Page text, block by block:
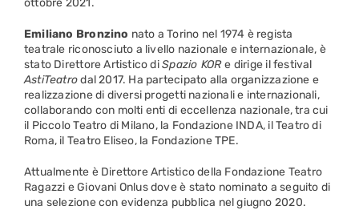
Emiliano Bronzino nato a Torino nel 1974 è regista
teatrale riconosciuto a livello nazionale e internazionale, è
stato Direttore Artistico diSpazio KORe dirige il festival
AstiTeatrodal 2017. Ha partecipato alla organizzazione e
realizzazione di diversi progetti nazionali e internazionali,
collaborando con molti enti di eccellenza nazionale, tra cui
il Piccolo Teatro di Milano, la Fondazione INDA, il Teatro di
Roma, il Teatro Eliseo, la Fondazione TPE.
Attualmente è Direttore Artistico della Fondazione Teatro
Ragazzi e Giovani Onlus dove è stato nominato a seguito di
una selezione con evidenza pubblica nel giugno 2020.